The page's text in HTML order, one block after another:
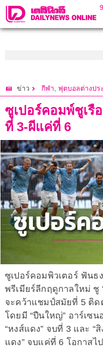
ข่าว กีฬา, ฟุตบอลต่างปร
ซูเปอร์คอมพ์ชูเ
ที่ 3-ผีแค่ที่ 6
ซูเปอร์คอมพิวเตอร์ ฟันธ
พรีเมียร์ลีกฤดูกาลใหม่ ชู
จะคว้าแชมป์สมัยที่ 5 ติด
โดยมี “ปืนใหญ่” อาร์เซ
“หงส์แดง” จบที่ 3 และ “
แดง” จบแค่ที่ 6 โอกาสไ